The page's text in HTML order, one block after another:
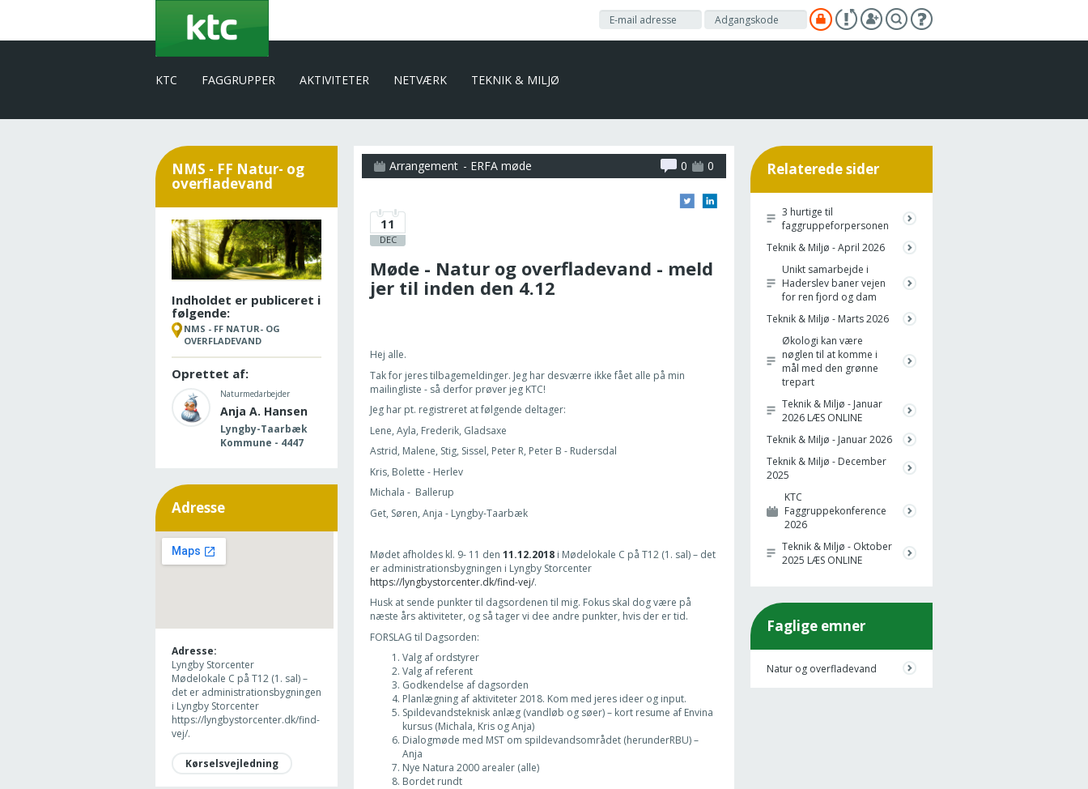
KTC FAGGRUPPER AKTIVITETER NETVÆRK TEKNIK & MILJØ
NMS - FF Natur- og
overfladevand
Indholdet er publiceret i
følgende:
NMS - FF NATUR- OG
OVERFLADEVAND
Oprettet af:
Naturmedarbejder
Anja A. Hansen
Lyngby-Taarbæk
Kommune - 4447
Adresse
Adresse:
Lyngby Storcenter
Mødelokale C på T12 (1. sal) –
det er administrationsbygningen
i Lyngby Storcenter
https://lyngbystorcenter.dk/find-
vej/.
Kørselsvejledning
Arrangement - ERFA møde 0
0
11
DEC
Møde - Natur og overfladevand - meld
jer til inden den 4.12
Hej alle.
Tak for jeres tilbagemeldinger. Jeg har desværre ikke fået alle på min
mailingliste - så derfor prøver jeg KTC!
Jeg har pt. registreret at følgende deltager:
Lene, Ayla, Frederik, Gladsaxe
Astrid, Malene, Stig, Sissel, Peter R, Peter B - Rudersdal
Kris, Bolette - Herlev
Michala - Ballerup
Get, Søren, Anja - Lyngby-Taarbæk
Mødet afholdes kl. 9- 11 den 11.12.2018 i Mødelokale C på T12 (1. sal) – det
er administrationsbygningen i Lyngby Storcenter
https://lyngbystorcenter.dk/find-vej/.
Husk at sende punkter til dagsordenen til mig. Fokus skal dog være på
næste års aktiviteter, og så tager vi dee andre punkter, hvis der er tid.
FORSLAG til Dagsorden:
Valg af ordstyrer
Valg af referent
Godkendelse af dagsorden
Planlægning af aktiviteter 2018. Kom med jeres ideer og input.
Spildevandsteknisk anlæg (vandløb og søer) – kort resume af Envina
kursus (Michala, Kris og Anja)
Dialogmøde med MST om spildevandsområdet (herunderRBU) –
Anja
Nye Natura 2000 arealer (alle)
Bordet rundt
Relaterede sider
3 hurtige til
faggruppeforpersonen
Teknik & Miljø - April 2026
Unikt samarbejde i
Haderslev baner vejen
for ren fjord og dam
Teknik & Miljø - Marts 2026
Økologi kan være
nøglen til at komme i
mål med den grønne
trepart
Teknik & Miljø - Januar
2026 LÆS ONLINE
Teknik & Miljø - Januar 2026
Teknik & Miljø - December
2025
KTC
Faggruppekonference
2026
Teknik & Miljø - Oktober
2025 LÆS ONLINE
Faglige emner
Natur og overfladevand